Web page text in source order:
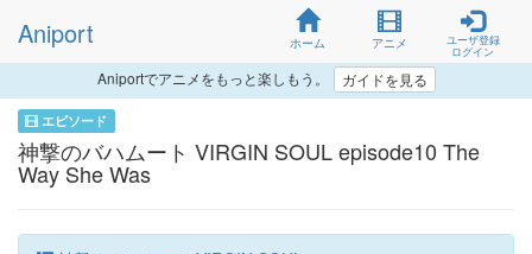
Aniport ホーム アニメ
ユーザ登録
ログイン
Aniportでアニメをもっと楽しもう。 ガイドを見る
エピソード
神撃のバハムート VIRGIN SOUL episode10 The
Way She Was